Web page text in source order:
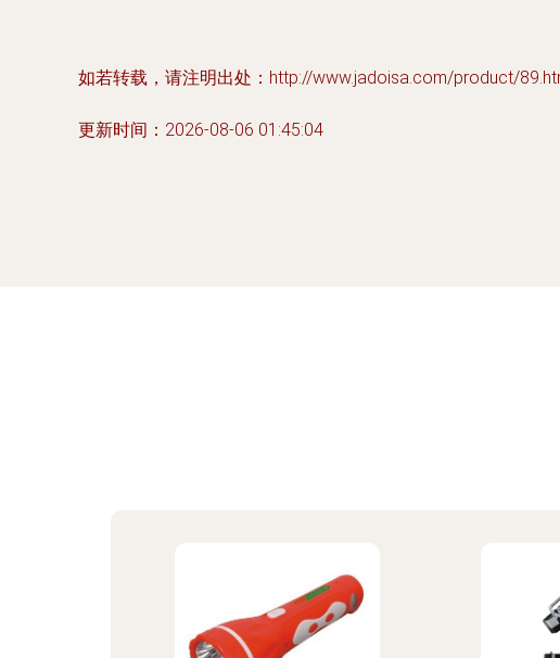
如若转载，请注明出处：http://www.jadoisa.com/product/
更新时间：2026-08-06 01:45:04